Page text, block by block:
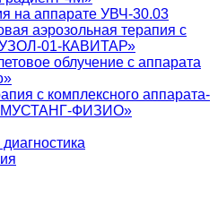
на аппарате УВЧ-30.03
аэрозольная терапия с
01-КАВИТАР»
облучение с аппарата
с комплексного аппарата-
ФИЗИО»